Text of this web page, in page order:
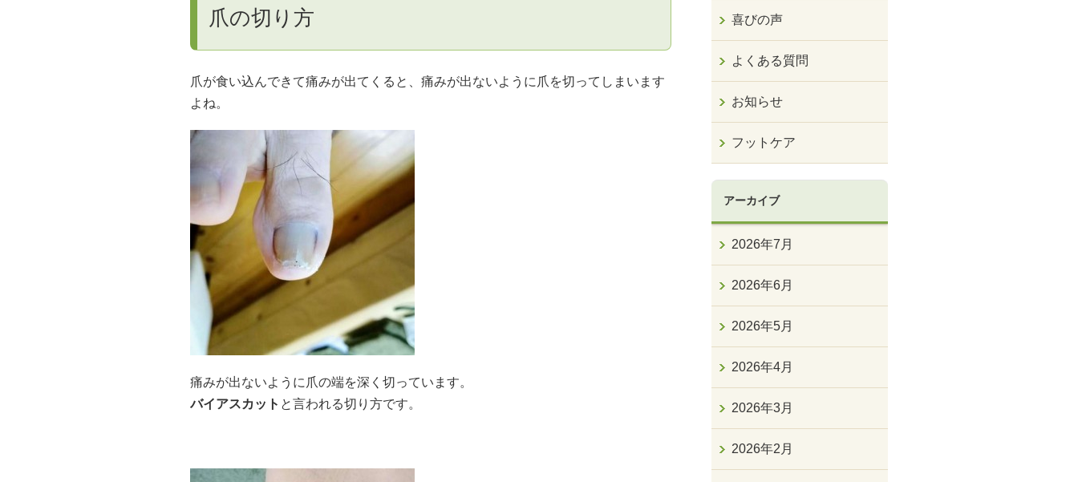
爪の切り方
爪が食い込んできて痛みが出てくると、痛みが出ないように爪を切ってしまいます
よね。
痛みが出ないように爪の端を深く切っています。
バイアスカット と言われる切り方です。
喜びの声
よくある質問
お知らせ
フットケア
アーカイブ
2026年7月
2026年6月
2026年5月
2026年4月
2026年3月
2026年2月